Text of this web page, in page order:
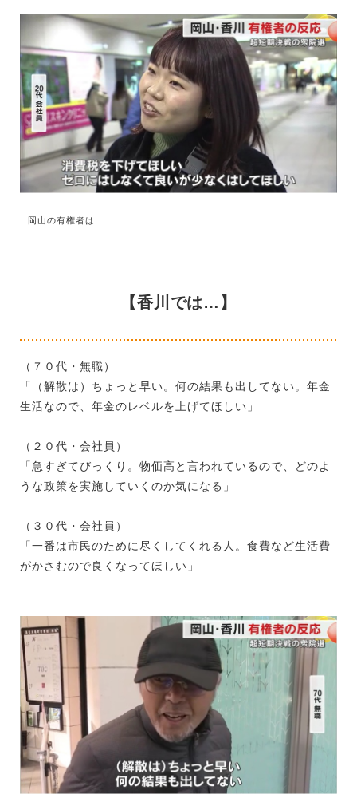
岡山の有権者は…
【香川では…】
（７０代・無職）
「（解散は）ちょっと早い。何の結果も出してない。年金
生活なので、年金のレベルを上げてほしい」
（２０代・会社員）
「急すぎてびっくり。物価高と言われているので、どのよ
うな政策を実施していくのか気になる」
（３０代・会社員）
「一番は市民のために尽くしてくれる人。食費など生活費
がかさむので良くなってほしい」